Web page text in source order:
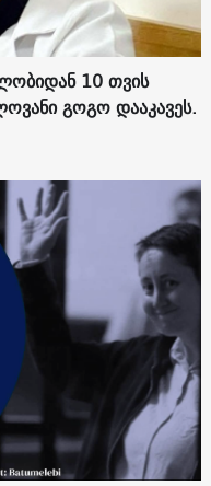
10 თვის
გოგო დააკავეს.